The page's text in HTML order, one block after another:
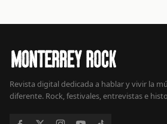
Revista digital dedicada a hablar y vivir la
diferente. Rock, festivales, entrevistas e